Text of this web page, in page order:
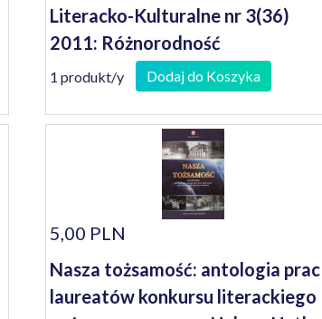
Literacko-Kulturalne nr 3(36)
2011: Różnorodność
1 produkt/y Dodaj do Koszyka
5,00 PLN
Nasza tożsamość: antologia prac
laureatów konkursu literackiego